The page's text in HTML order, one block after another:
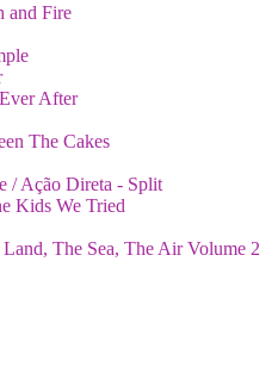
and Fire
After
The Cakes
/ Ação Direta - Split
Kids We Tried
The Sea, The Air Volume 2